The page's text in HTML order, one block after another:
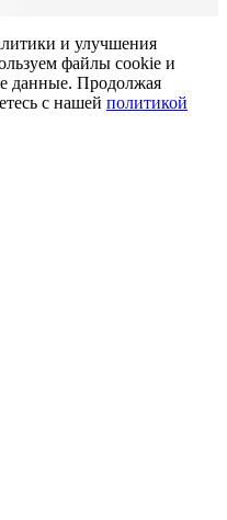
и улучшения
файлы cookie и
данные. Продолжая
с нашей политикой